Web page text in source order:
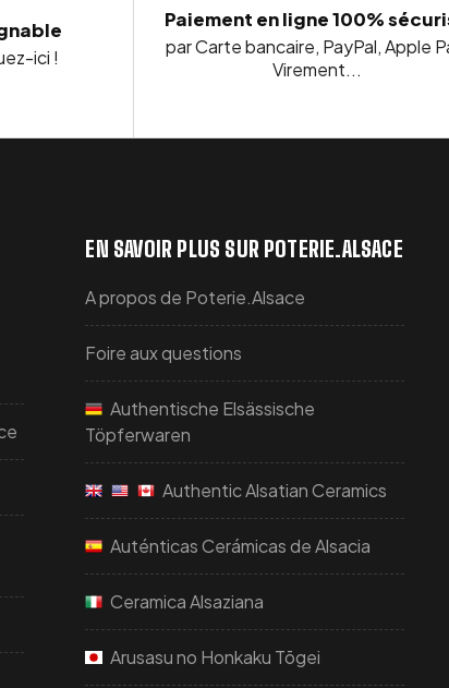
ici !
Paiement en ligne 100%
par Carte bancaire, PayPal, Apple
Virement...
EN SAVOIR PLUS SUR POTERIE.ALSACE
A propos de Poterie.Alsace
Foire aux questions
Authentische Elsässische
Töpferwaren
Authentic Alsatian Ceramics
Auténticas Cerámicas de Alsacia
Ceramica Alsaziana
Arusasu no Honkaku Tōgei